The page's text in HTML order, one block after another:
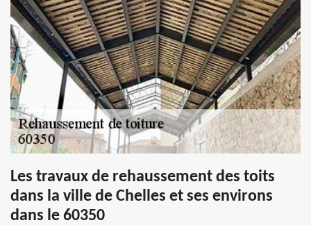
Les travaux de rehaussement des toits
dans la ville de Chelles et ses environs
dans le 60350